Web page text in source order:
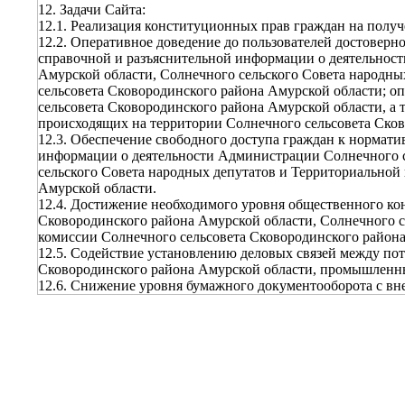
12. Задачи Сайта:
12.1. Реализация конституционных прав граждан на
12.2. Оперативное доведение до пользователей
справочной и разъяснительной информации о
Амурской области, Солнечного сельского Совета
сельсовета Сковородинского района Амурской области;
сельсовета Сковородинского района Амурской области,
происходящих на территории Солнечного сельсовета
12.3. Обеспечение свободного доступа граждан к
информации о деятельности Администрации Солнечного
сельского Совета народных депутатов и
Амурской области.
12.4. Достижение необходимого уровня общественного
Сковородинского района Амурской области, Солнечного
комиссии Солнечного сельсовета Сковородинского
12.5. Содействие установлению деловых связей между
Сковородинского района Амурской области,
12.6. Снижение уровня бумажного документооборота с